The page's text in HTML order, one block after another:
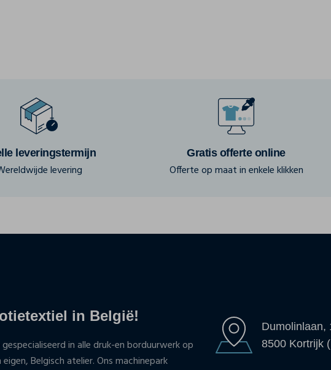
leveringstermijn
levering
Gratis offerte online
Offerte op maat in enkele klikken
in België!
in alle druk-en borduurwerk op
Belgisch atelier. Ons machinepark
Dumolinlaan,
8500 Kortrijk